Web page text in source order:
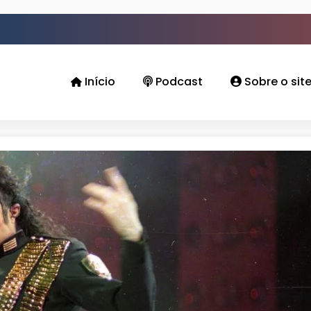
Início
Podcast Sobre o site
no Brasil: Cariocas arrumam a mala para